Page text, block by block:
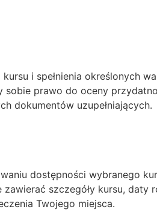
i spełnienia określonych
prawo do oceny
dokumentów uzupełniających.
dostępności wybranego
szczegóły kursu,
Twojego miejsca.